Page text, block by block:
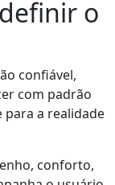
o
confiável,
com padrão
para a realidade
conforto,